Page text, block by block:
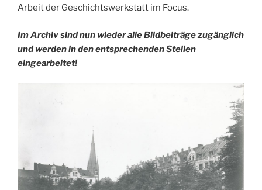
Arbeit der Geschichtswerkstatt im Focus.
Im Archiv sind nun wieder alle Bildbeiträge zugänglich
und werden in den entsprechenden Stellen
eingearbeitet!